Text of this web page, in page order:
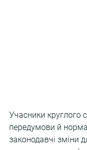
Учасники круглого
передумови й
законодавчі зміни